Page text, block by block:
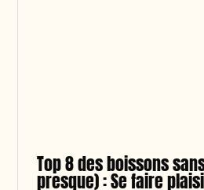
Top 8 des boissons
presque) : Se faire